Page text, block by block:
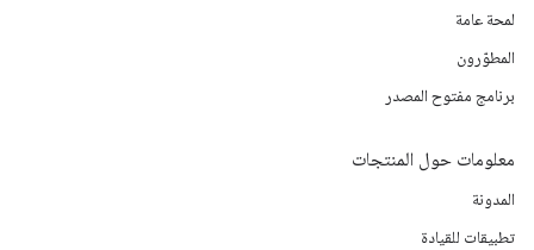
لمحة عامة
المطوّرون
برنامج مفتوح المصدر
معلومات حول المنتجات
المدونة
تطبيقات للقيادة